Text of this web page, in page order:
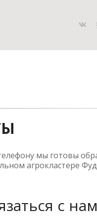
мы готовы
агрокластере
с